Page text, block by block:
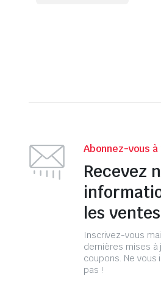
Abonnez-vous
Recevez
les
Inscrivez-vous
dernières mises
coupons. Ne
pas !